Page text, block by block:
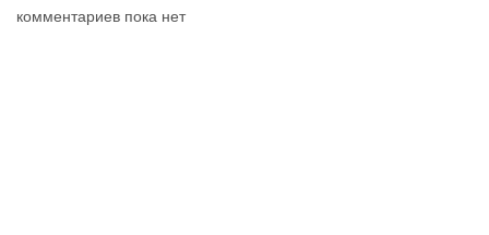
комментариев пока нет